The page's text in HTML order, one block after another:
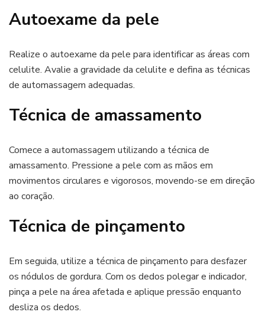
Autoexame da pele
Realize o autoexame da pele para identificar as áreas com
celulite. Avalie a gravidade da celulite e defina as técnicas
de automassagem adequadas.
Técnica de amassamento
Comece a automassagem utilizando a técnica de
amassamento. Pressione a pele com as mãos em
movimentos circulares e vigorosos, movendo-se em direção
ao coração.
Técnica de pinçamento
Em seguida, utilize a técnica de pinçamento para desfazer
os nódulos de gordura. Com os dedos polegar e indicador,
pinça a pele na área afetada e aplique pressão enquanto
desliza os dedos.